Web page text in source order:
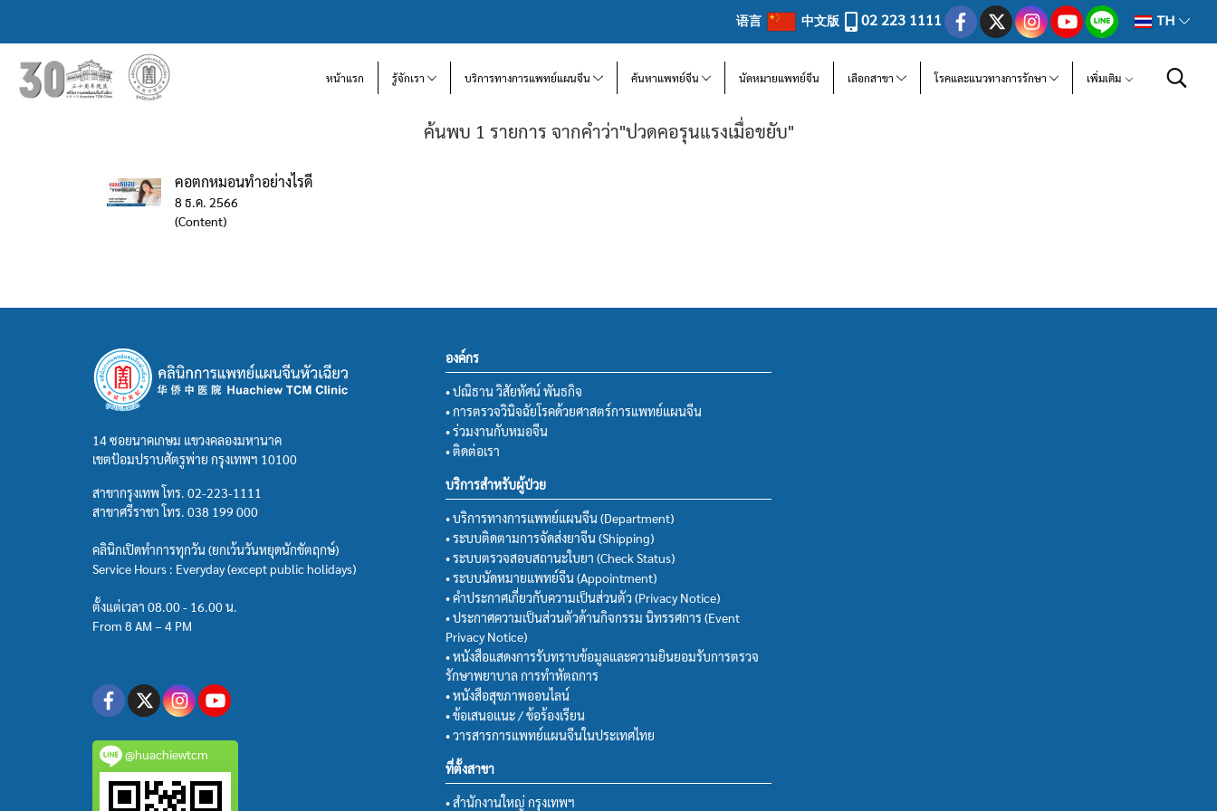
语言 中文版 02 223 1111 TH
หน้าแรก รู้จักเรา บริการทางการแพทย์แผนจีน ค้นหาแพทย์จีน นัดหมายแพทย์จีน เลือกสาขา โรคและแนวทางการรักษา เพิ่มเติม
ค้นพบ 1 รายการ จากคำว่า"ปวดคอรุนแรงเมื่อขยับ"
คอตกหมอนทำอย่างไรดี
8 ธ.ค. 2566
(Content)
14 ซอยนาคเกษม แขวงคลองมหานาค
เขตป้อมปราบศัตรูพ่าย กรุงเทพฯ 10100
สาขากรุงเทพ โทร. 02-223-1111
สาขาศรีราชา โทร. 038 199 000
คลินิกเปิดทำการทุกวัน (ยกเว้นวันหยุดนักขัตฤกษ์)
Service Hours : Everyday (except public holidays)
ตั้งแต่เวลา 08.00 - 16.00 น.
From 8 AM – 4 PM
@huachiewtcm
องค์กร
• ปณิธาน วิสัยทัศน์ พันธกิจ
• การตรวจวินิจฉัยโรคด้วยศาสตร์การแพทย์แผนจีน
• ร่วมงานกับหมอจีน
• ติดต่อเรา
บริการสำหรับผู้ป่วย
• บริการทางการแพทย์แผนจีน (Department)
• ระบบติดตามการจัดส่งยาจีน (Shipping)
• ระบบตรวจสอบสถานะใบยา (Check Status)
• ระบบนัดหมายแพทย์จีน (Appointment)
• คำประกาศเกี่ยวกับความเป็นส่วนตัว (Privacy Notice)
• ประกาศความเป็นส่วนตัวด้านกิจกรรม นิทรรศการ (Event
Privacy Notice)
• หนังสือแสดงการรับทราบข้อมูลและความยินยอมรับการตรวจ
รักษาพยาบาล การทำหัตถการ
• หนังสือสุขภาพออนไลน์
• ข้อเสนอแนะ / ข้อร้องเรียน
• วารสารการแพทย์แผนจีนในประเทศไทย
ที่ตั้งสาขา
• สำนักงานใหญ่ กรุงเทพฯ